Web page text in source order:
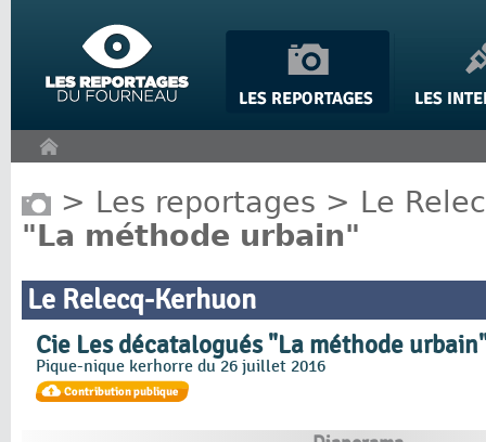
> Les reportages > Le
"La méthode urbain"
Le Relecq-Kerhuon
Cie Les décatalogués "La méthode
Pique-nique kerhorre du 26 juillet 2016